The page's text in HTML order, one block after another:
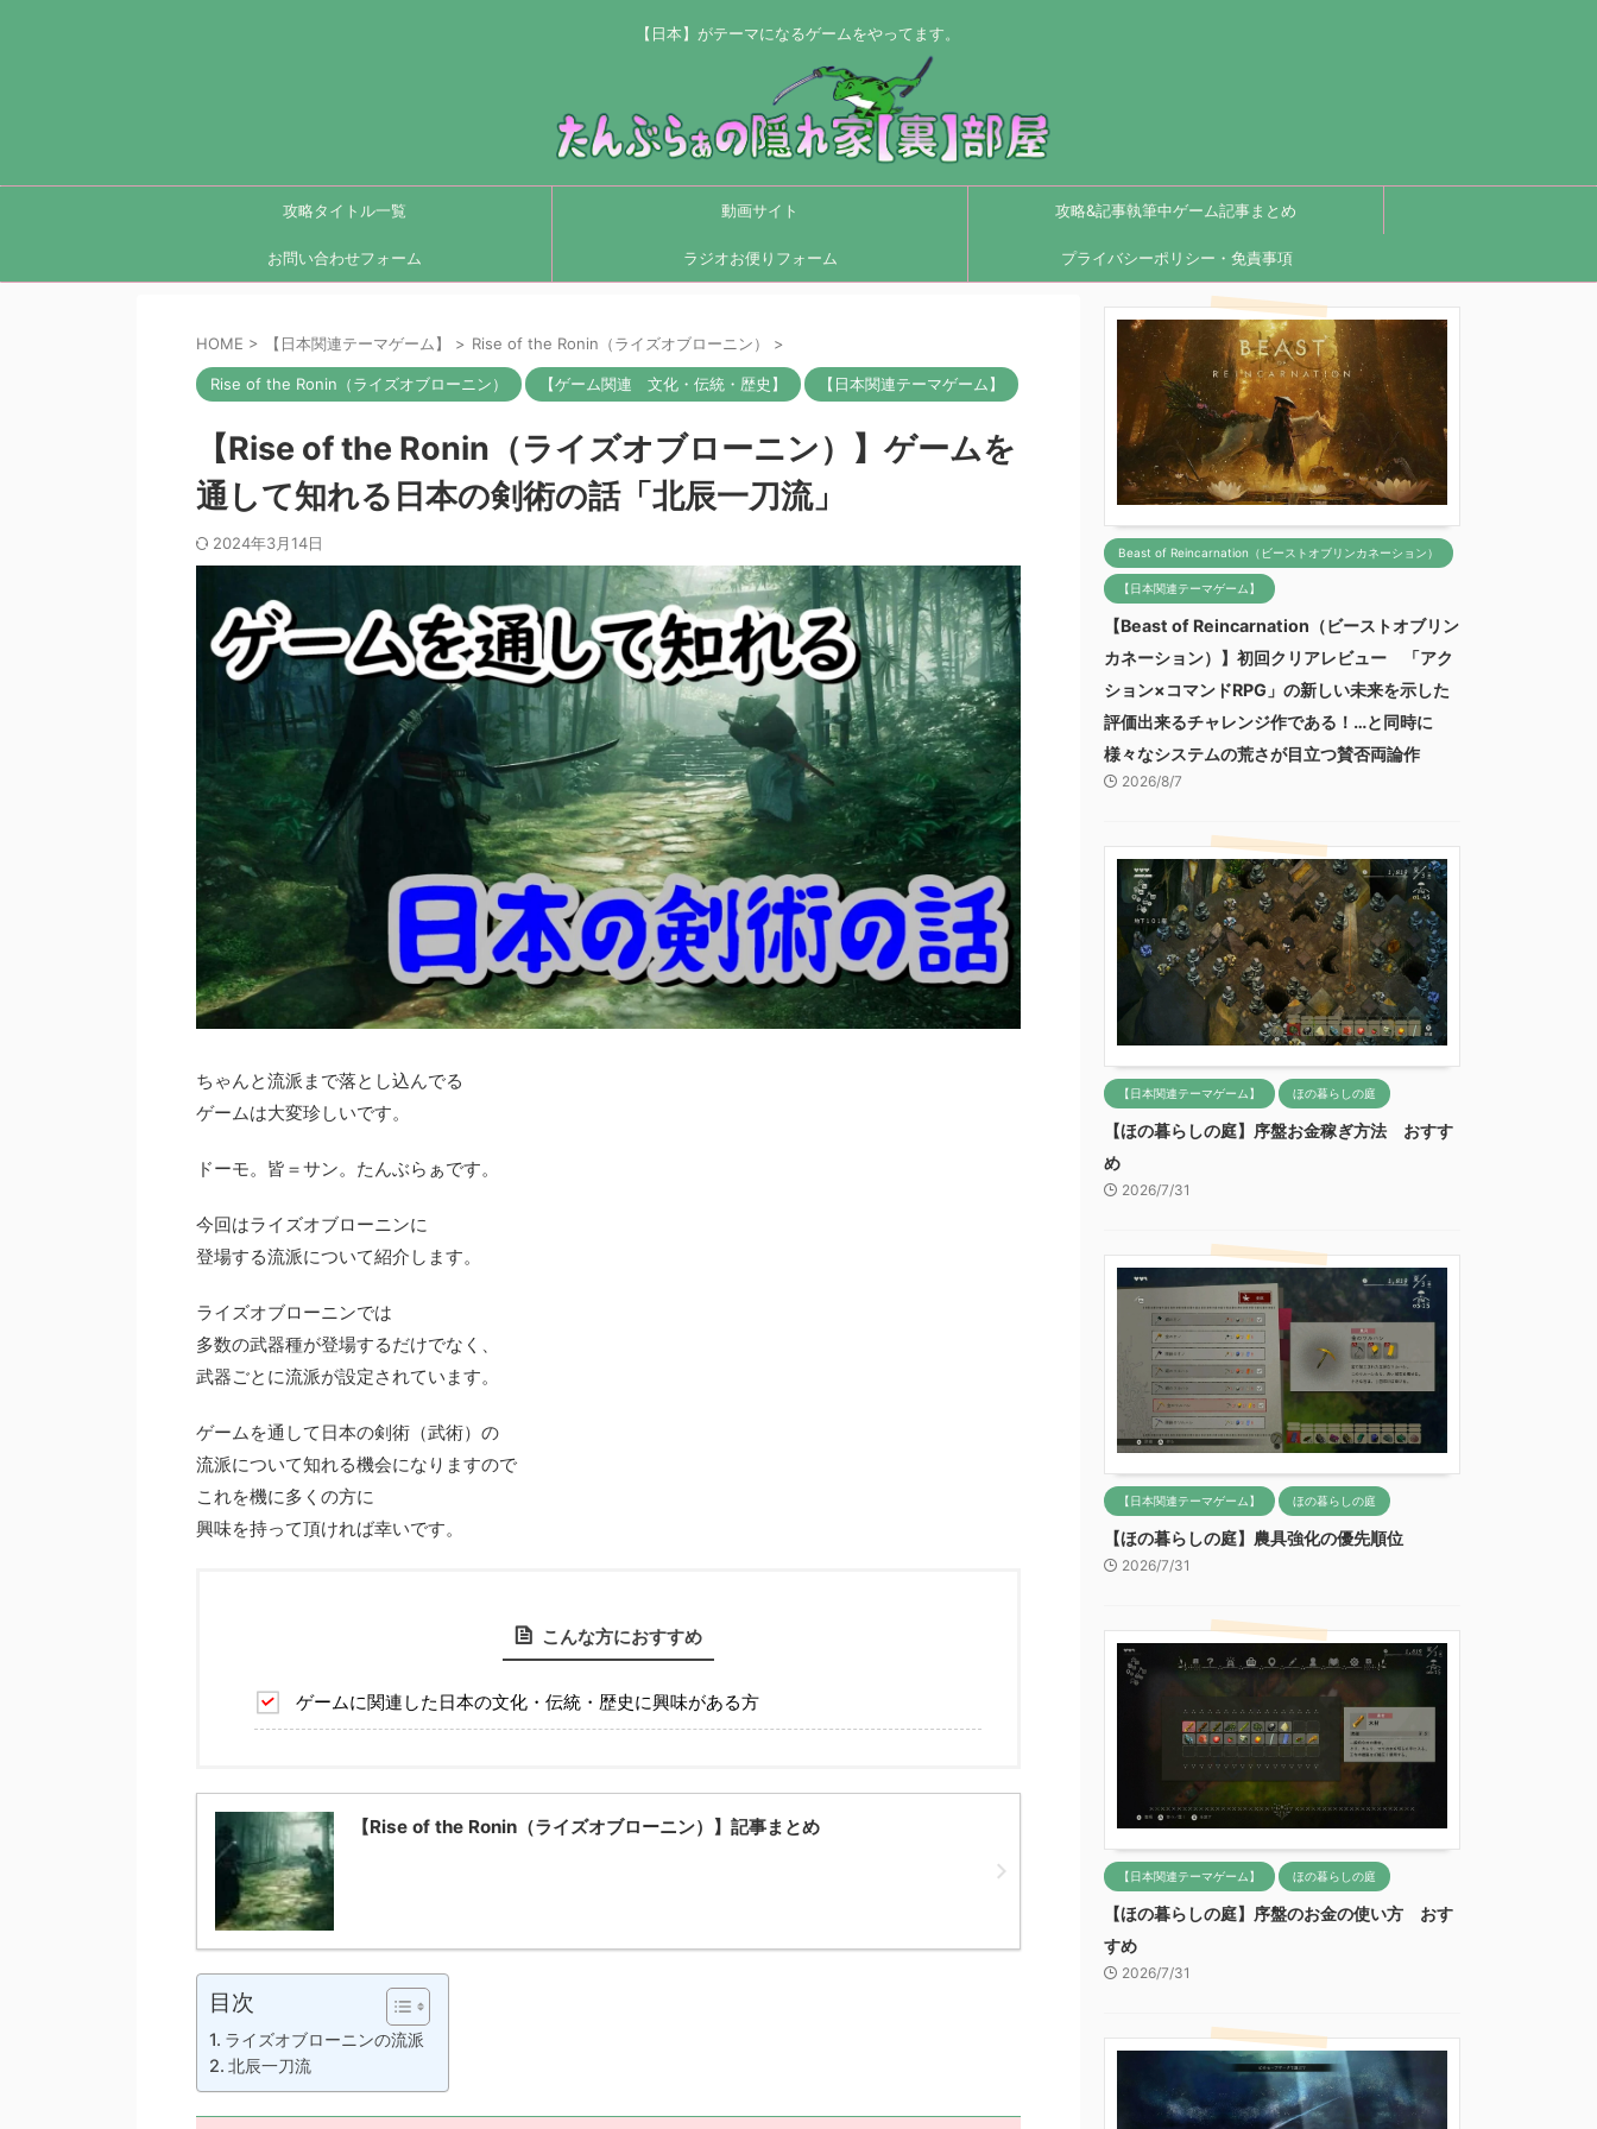
【日本】がテーマになるゲームをやってます。
攻略タイトル一覧 動画サイト 攻略&記事執筆中ゲーム記事まとめ
お問い合わせフォーム ラジオお便りフォーム プライバシーポリシー・免責事項
HOME > 【日本関連テーマゲーム】 > Rise of the Ronin（ライズオブローニン） >
Rise of the Ronin（ライズオブローニン） 【ゲーム関連 文化・伝統・歴史】 【日本関連テーマゲーム】
【Rise of the Ronin（ライズオブローニン）】ゲームを
通して知れる日本の剣術の話「北辰一刀流」
2024年3月14日
ちゃんと流派まで落とし込んでる
ゲームは大変珍しいです。
ドーモ。皆＝サン。たんぶらぁです。
今回はライズオブローニンに
登場する流派について紹介します。
ライズオブローニンでは
多数の武器種が登場するだけでなく、
武器ごとに流派が設定されています。
ゲームを通して日本の剣術（武術）の
流派について知れる機会になりますので
これを機に多くの方に
興味を持って頂ければ幸いです。
こんな方におすすめ
ゲームに関連した日本の文化・伝統・歴史に興味がある方
【Rise of the Ronin（ライズオブローニン）】記事まとめ
目次
ライズオブローニンの流派
北辰一刀流
Beast of Reincarnation（ビーストオブリンカネーション）
【日本関連テーマゲーム】
【Beast of Reincarnation（ビーストオブリン
カネーション）】初回クリアレビュー 「アク
ション×コマンドRPG」の新しい未来を示した
評価出来るチャレンジ作である！…と同時に
様々なシステムの荒さが目立つ賛否両論作
2026/8/7
【日本関連テーマゲーム】 ほの暮らしの庭
【ほの暮らしの庭】序盤お金稼ぎ方法 おすす
め
2026/7/31
【日本関連テーマゲーム】 ほの暮らしの庭
【ほの暮らしの庭】農具強化の優先順位
2026/7/31
【日本関連テーマゲーム】 ほの暮らしの庭
【ほの暮らしの庭】序盤のお金の使い方 おす
すめ
2026/7/31